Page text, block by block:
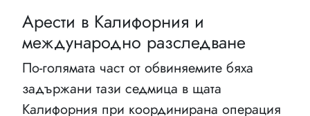
Арести в Калифорния и
международно разследване
По-голямата част от обвиняемите бяха
задържани тази седмица в щата
Калифорния при координирана операция